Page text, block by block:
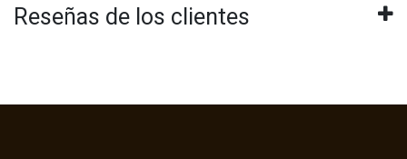
Reseñas de los clientes